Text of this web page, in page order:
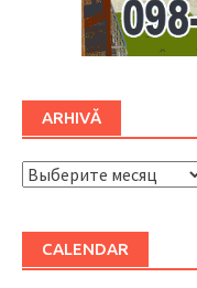
ARHIVĂ
ARHIVĂ
CALENDAR